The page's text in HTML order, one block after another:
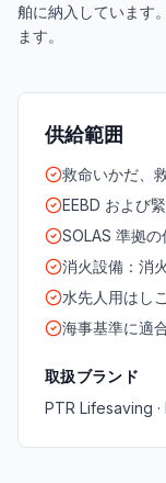
舶に納入しています
ます。
供給範囲
救命いかだ、
EEBD および
SOLAS 準拠
消火設備：消
水先人用はし
海事基準に適
取扱ブランド
PTR Lifesaving